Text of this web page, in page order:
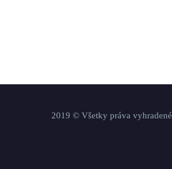
2019 © Všetky práva vyhradené